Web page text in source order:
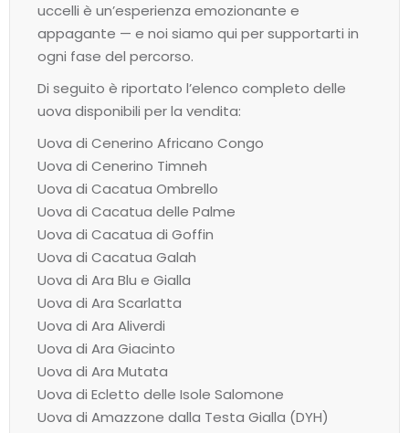
uccelli è un’esperienza emozionante e
appagante — e noi siamo qui per supportarti in
ogni fase del percorso.
Di seguito è riportato l’elenco completo delle
uova disponibili per la vendita:
Uova di Cenerino Africano Congo
Uova di Cenerino Timneh
Uova di Cacatua Ombrello
Uova di Cacatua delle Palme
Uova di Cacatua di Goffin
Uova di Cacatua Galah
Uova di Ara Blu e Gialla
Uova di Ara Scarlatta
Uova di Ara Aliverdi
Uova di Ara Giacinto
Uova di Ara Mutata
Uova di Ecletto delle Isole Salomone
Uova di Amazzone dalla Testa Gialla (DYH)